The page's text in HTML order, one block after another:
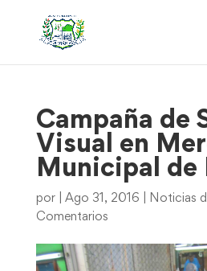
Campaña de
Visual en
Municipal de
por Ago 31, 2016 Noticias
Comentarios